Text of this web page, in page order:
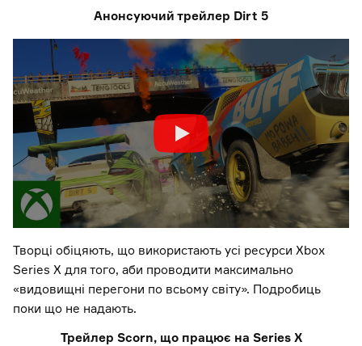
Анонсуючий трейлер Dirt 5
Творці обіцяють, що використають усі ресурси Xbox
Series X для того, аби проводити максимально
«видовищні перегони по всьому світу». Подробиць
поки що не надають.
Трейлер Scorn, що працює на Series X